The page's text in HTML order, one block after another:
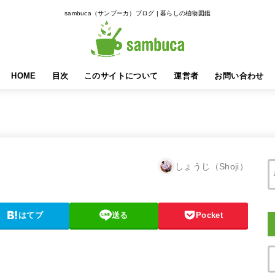
sambuca（サンブーカ）ブログ | 暮らしの植物図鑑
HOME 目次 このサイトについて 運営者 お問い合わせ
しょうじ（Shoji）
はてブ 送る Pocket